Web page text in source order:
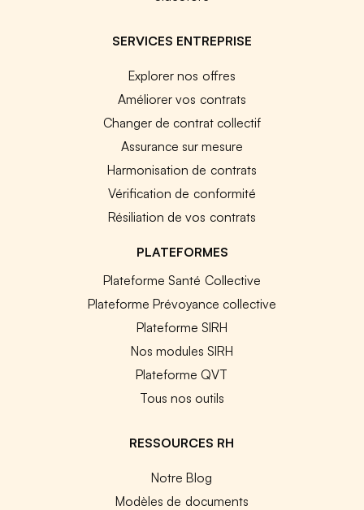
SERVICES ENTREPRISE
Explorer nos offres
Améliorer vos contrats
Changer de contrat collectif
Assurance sur mesure
Harmonisation de contrats
Vérification de conformité
Résiliation de vos contrats
PLATEFORMES
Plateforme Santé Collective
Plateforme Prévoyance collective
Plateforme SIRH
Nos modules SIRH
Plateforme QVT
Tous nos outils
RESSOURCES RH
Notre Blog
Modèles de documents